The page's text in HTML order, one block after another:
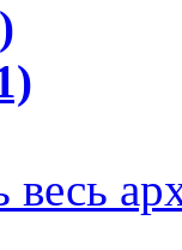
весь